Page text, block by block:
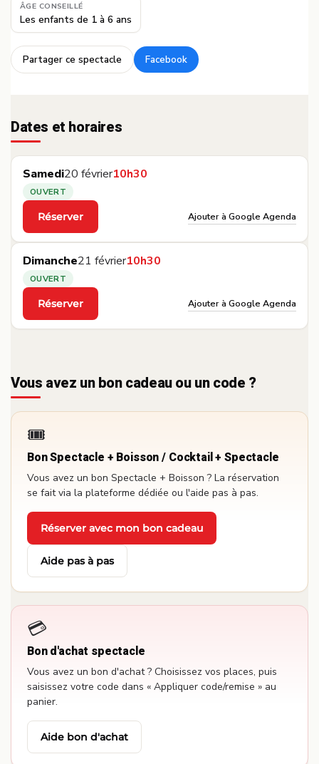
ÂGE CONSEILLÉ
Les enfants de 1 à 6 ans
Partager ce spectacle
·
Facebook
Dates et horaires
Samedi20 février10h30
OUVERT
Réserver
·
Ajouter à Google Agenda
Dimanche21 février10h30
OUVERT
Réserver
·
Ajouter à Google Agenda
Vous avez un bon cadeau ou un code ?
🎟️
Bon Spectacle + Boisson / Cocktail + Spectacle
Vous avez un bon Spectacle + Boisson ? La réservation
se fait via la plateforme dédiée ou l'aide pas à pas.
Réserver avec mon bon cadeau
· Aide pas à pas
💳
Bon d'achat spectacle
Vous avez un bon d'achat ? Choisissez vos places, puis
saisissez votre code dans « Appliquer code/remise » au
panier.
Aide bon d'achat